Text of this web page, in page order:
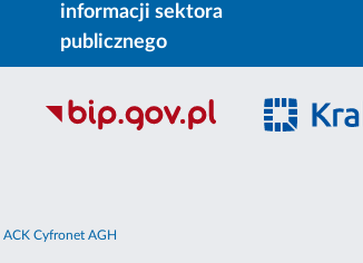
informacji sektora
publicznego
ACK Cyfronet AGH